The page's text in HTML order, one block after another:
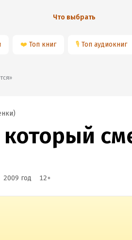
Что выбрать
❤️ Топ книг 🎙 Топ аудиокниг
)
2009 год 12+